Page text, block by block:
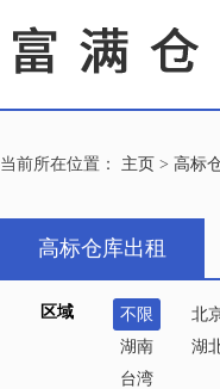
当前所在位置： 主页 > 高标
高标仓库出租
区域 不限 北
湖南
湖
台湾